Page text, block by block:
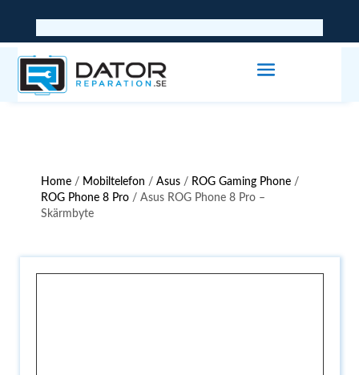
Home / Mobiltelefon /Asus / ROG Gaming Phone /
ROG Phone 8 Pro / Asus ROG Phone 8 Pro –
Skärmbyte